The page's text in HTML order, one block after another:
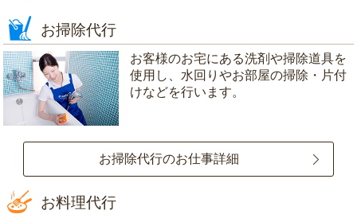
お掃除代行
お客様のお宅にある洗剤や掃除道具を
使用し、水回りやお部屋の掃除・片付
けなどを行います。
お掃除代行のお仕事詳細
お料理代行